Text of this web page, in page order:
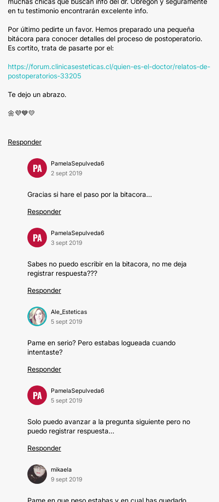
en tu testimonio encontrarán excelente info.
Por último pedirte un favor. Hemos preparado una pequeña
bitácora para conocer detalles del proceso de postoperatorio.
Es cortito, trata de pasarte por el:
https://forum.clinicasesteticas.cl/quien-es-el-doctor/relatos-de-
postoperatorios-33205
Te dejo un abrazo.
🌼💜💙💛
Responder
PA
PamelaSepulveda6
2 sept 2019
Gracias si hare el paso por la bitacora...
Responder
PA
PamelaSepulveda6
3 sept 2019
Sabes no puedo escribir en la bitacora, no me deja
registrar respuesta???
Responder
Ale_Esteticas
5 sept 2019
Pame en serio? Pero estabas logueada cuando
intentaste?
Responder
PA
PamelaSepulveda6
5 sept 2019
Solo puedo avanzar a la pregunta siguiente pero no
puedo registrar respuesta...
Responder
mikaela
9 sept 2019
Pame en que peso estabas y en cual has quedado